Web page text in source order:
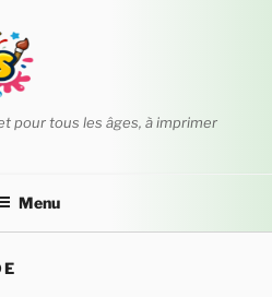
pour tous les âges, à imprimer
Menu